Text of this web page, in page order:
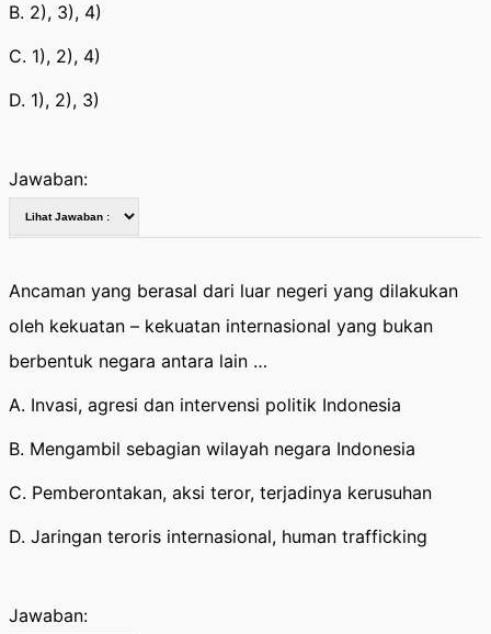
B. 2), 3), 4)
C. 1), 2), 4)
D. 1), 2), 3)
Jawaban:
Ancaman yang berasal dari luar negeri yang dilakukan
oleh kekuatan – kekuatan internasional yang bukan
berbentuk negara antara lain …
A. Invasi, agresi dan intervensi politik Indonesia
B. Mengambil sebagian wilayah negara Indonesia
C. Pemberontakan, aksi teror, terjadinya kerusuhan
D. Jaringan teroris internasional, human trafficking
Jawaban: